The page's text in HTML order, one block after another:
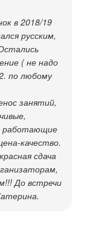
в 2018/19
русским,
( не надо
по любому
занятий,
работающие
качество.
сдача
До встречи